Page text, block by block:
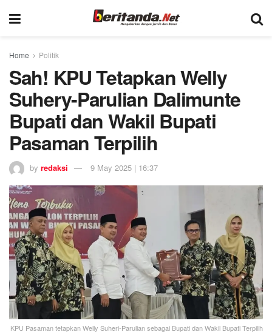
Home Politik
Sah! KPU Tetapkan Welly
Suhery-Parulian Dalimunte
Bupati dan Wakil Bupati
Pasaman Terpilih
by redaksi 9 May 2025 | 16:37
KPU Pasaman tetapkan Welly Suheri-Parulian sebagai Bupati dan Wakil Bupati Terpilih